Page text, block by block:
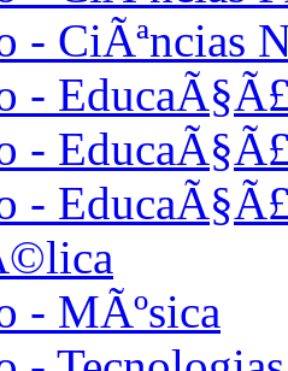
- CiÃªncias
-
-
-
- MÃºsica